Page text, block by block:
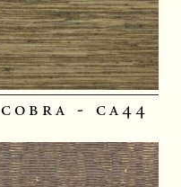
cobra - ca44